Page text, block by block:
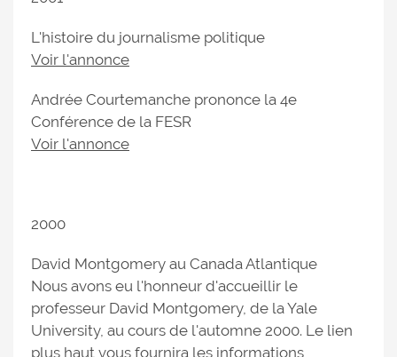
L'histoire du journalisme politique
Voir l'annonce
Andrée Courtemanche prononce la 4e
Conférence de la FESR
Voir l'annonce
2000
David Montgomery au Canada Atlantique
Nous avons eu l'honneur d'accueillir le
professeur David Montgomery, de la Yale
University, au cours de l'automne 2000. Le lien
plus haut vous fournira les informations